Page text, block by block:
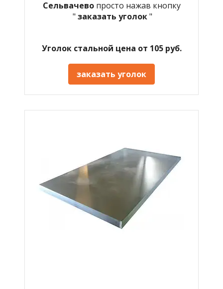
Сельвачевопросто нажав кнопку
" заказать уголок"
Уголок стальной цена от 105 руб.
заказать уголок